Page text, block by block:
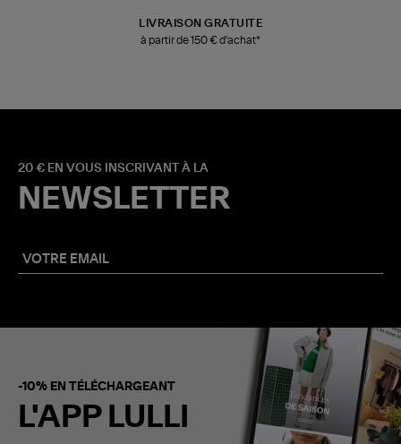
LIVRAISON GRATUITE
à partir de 150 € d'achat*
20 € EN VOUS INSCRIVANT À LA
NEWSLETTER
-10% EN TÉLÉCHARGEANT
L'APP LULLI